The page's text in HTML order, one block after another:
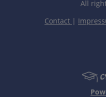
ir periferinė
All
Contact |